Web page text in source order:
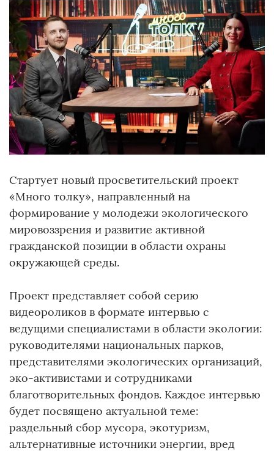
Стартует новый просветительский проект
«Много толку», направленный на
формирование у молодежи экологического
мировоззрения и развитие активной
гражданской позиции в области охраны
окружающей среды.
Проект представляет собой серию
видеороликов в формате интервью с
ведущими специалистами в области экологии:
руководителями национальных парков,
представителями экологических организаций,
эко-активистами и сотрудниками
благотворительных фондов. Каждое интервью
будет посвящено актуальной теме:
раздельный сбор мусора, экотуризм,
альтернативные источники энергии, вред